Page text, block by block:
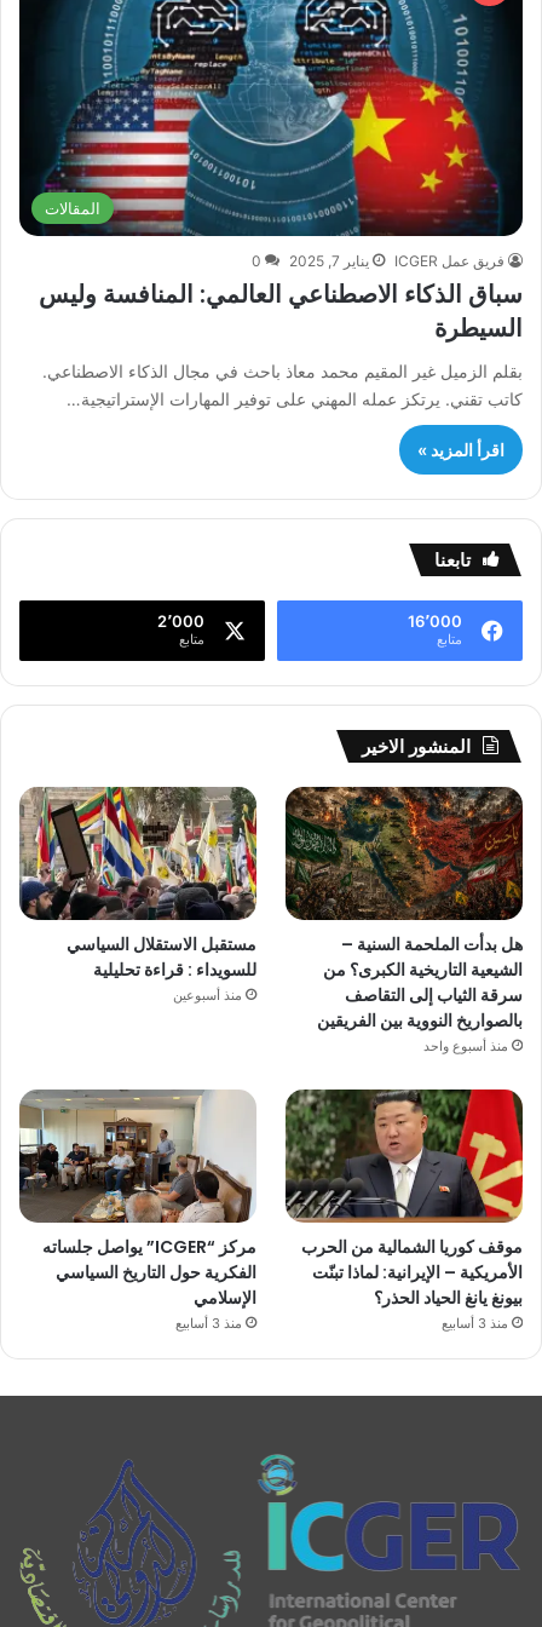
المقالات
فريق عمل ICGER يناير 7, 2025 0
سباق الذكاء الاصطناعي العالمي: المنافسة وليس
السيطرة
بقلم الزميل غير المقيم محمد معاذ باحث في مجال الذكاء الاصطناعي.
كاتب تقني. يرتكز عمله المهني على توفير المهارات الإستراتيجية…
اقرأ المزيد »
تابعنا
16٬000
متابع
2٬000
متابع
المنشور الاخير
هل بدأت الملحمة السنية –
الشيعية التاريخية الكبرى؟ من
سرقة الثياب إلى التقاصف
بالصواريخ النووية بين الفريقين
منذ أسبوع واحد
مستقبل الاستقلال السياسي
للسويداء : قراءة تحليلية
منذ أسبوعين
موقف كوريا الشمالية من الحرب
الأمريكية – الإيرانية: لماذا تبنّت
بيونغ يانغ الحياد الحذر؟
منذ 3 أسابيع
مركز “ICGER” يواصل جلساته
الفكرية حول التاريخ السياسي
الإسلامي
منذ 3 أسابيع